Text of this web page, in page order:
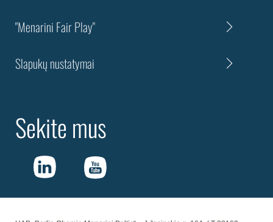
"Menarini Fair Play"
Slapukų nustatymai
Sekite mus